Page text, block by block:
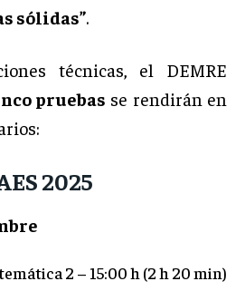
sólidas”.
técnicas, el DEMRE
pruebas se rendirán en
2025
2 – 15:00 h (2 h 20 min)